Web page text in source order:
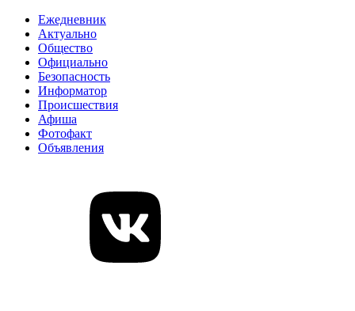
Ежедневник
Актуально
Общество
Официально
Безопасность
Информатор
Происшествия
Афиша
Фотофакт
Объявления